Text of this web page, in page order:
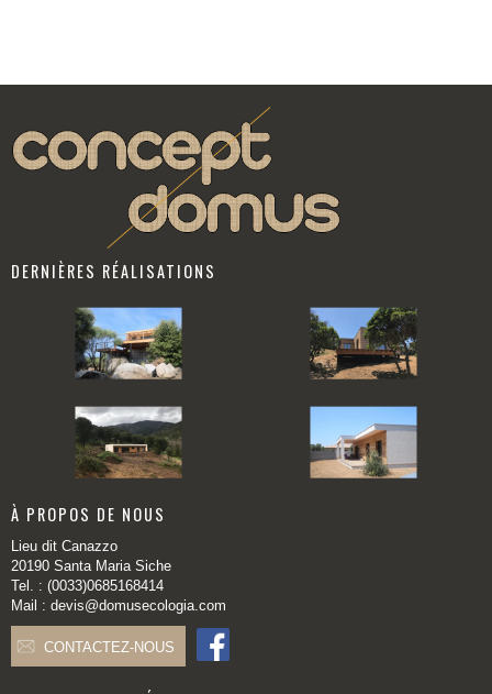
DERNIÈRES RÉALISATIONS
À PROPOS DE NOUS
Lieu dit Canazzo
20190 Santa Maria Siche
Tel. : (0033)0685168414
Mail : devis@domusecologia.com
CONTACTEZ-NOUS